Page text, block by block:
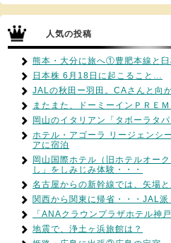
人気の投稿
熊本・大分に旅へ①豊肥本線と
日本株 6月18日に起こること…
JALの秋田ー羽田。CAさんと向
またまた、ドーミーインＰＲＥ
岡山のイタリアン「タボーラタ
ホテル・アゴーラ リージェンシ
アに宿泊
岡山国際ホテル（旧ホテルオー
し」をしみじみ体験・・・
名古屋からの新幹線では、矢場
関西から関東に帰省・・・JAL
「ANAクラウンプラザホテル神
地震で、浄土ヶ浜旅館は？